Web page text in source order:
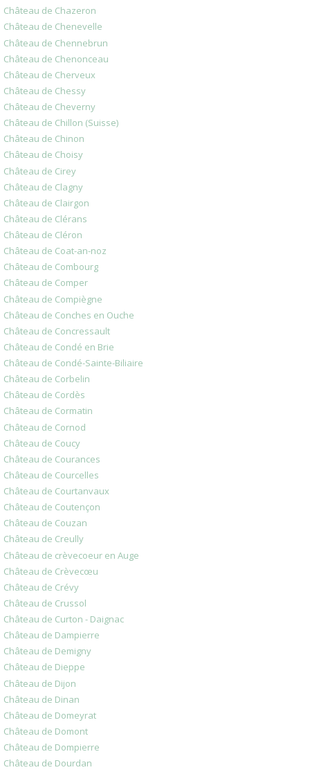
Château de Chazeron
Château de Chenevelle
Château de Chennebrun
Château de Chenonceau
Château de Cherveux
Château de Chessy
Château de Cheverny
Château de Chillon (Suisse)
Château de Chinon
Château de Choisy
Château de Cirey
Château de Clagny
Château de Clairgon
Château de Clérans
Château de Cléron
Château de Coat-an-noz
Château de Combourg
Château de Comper
Château de Compiègne
Château de Conches en Ouche
Château de Concressault
Château de Condé en Brie
Château de Condé-Sainte-Biliaire
Château de Corbelin
Château de Cordès
Château de Cormatin
Château de Cornod
Château de Coucy
Château de Courances
Château de Courcelles
Château de Courtanvaux
Château de Coutençon
Château de Couzan
Château de Creully
Château de crèvecoeur en Auge
Château de Crèvecœu
Château de Crévy
Château de Crussol
Château de Curton - Daignac
Château de Dampierre
Château de Demigny
Château de Dieppe
Château de Dijon
Château de Dinan
Château de Domeyrat
Château de Domont
Château de Dompierre
Château de Dourdan